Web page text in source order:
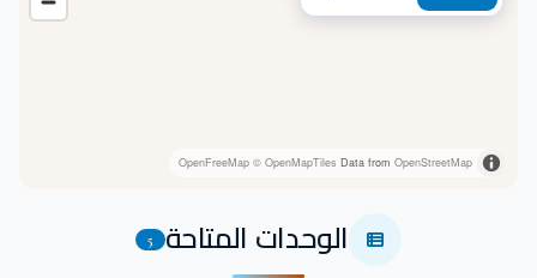
OpenFreeMap © OpenMapTiles Data from OpenStreetMap
الوحدات المتاحة 5